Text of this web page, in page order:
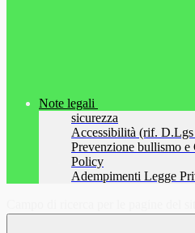
Note legali
sicurezza
Accessibilità (rif.
Prevenzione bullismo
Policy
Adempimenti Legge